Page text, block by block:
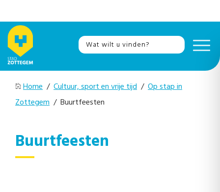
Home / Cultuur, sport en vrije tijd / Op stap in
Zottegem / Buurtfeesten
Buurtfeesten